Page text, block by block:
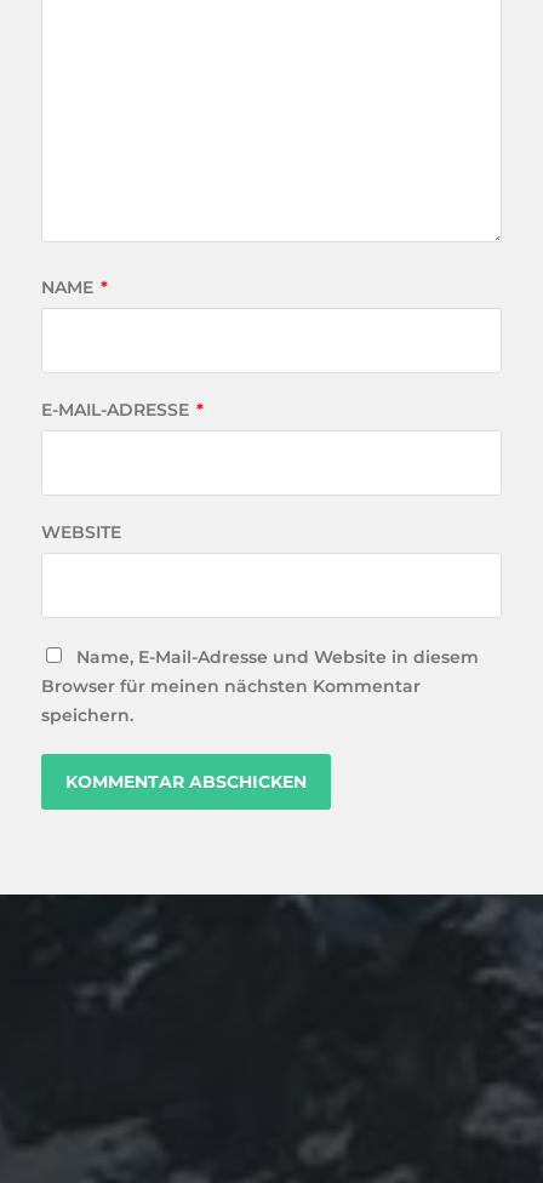
NAME *
E-MAIL-ADRESSE *
WEBSITE
Name, E-Mail-Adresse und Website in diesem
Browser für meinen nächsten Kommentar
speichern.